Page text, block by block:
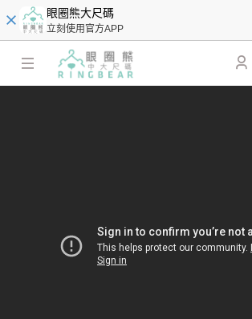
眼圈熊大尺碼
立刻使用官方APP